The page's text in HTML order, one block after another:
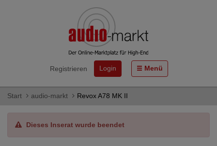
Registrieren Login Menü
Start audio-markt Revox A78 MK II
Dieses Inserat wurde beendet